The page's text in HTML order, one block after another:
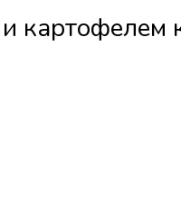
картофелем